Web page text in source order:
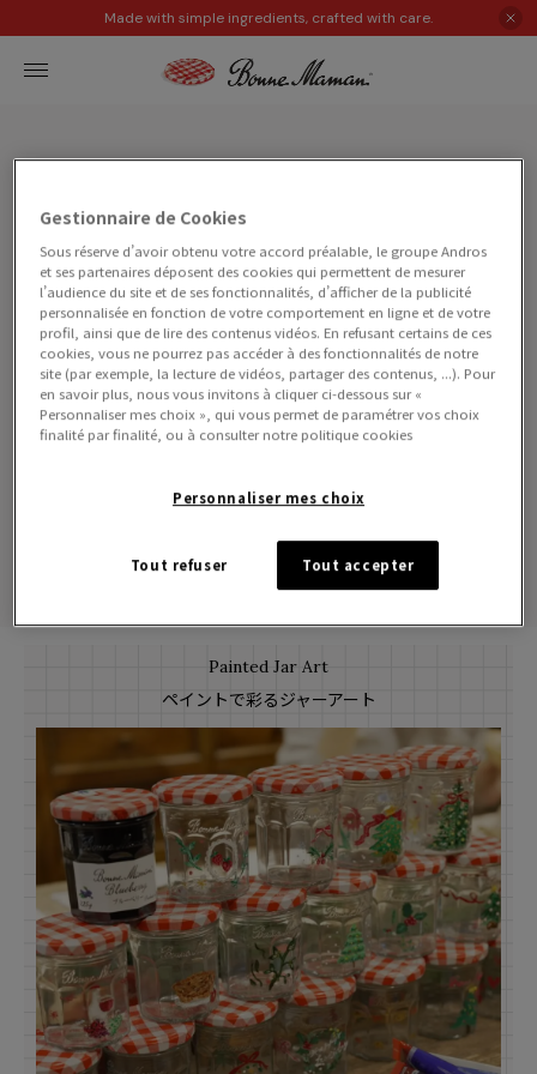
Made with simple ingredients, crafted with care.
D.I.Y
Bonne Mamanの空き瓶で、
あなたのアイデアを形に。
シュガーポットや花瓶、キャンドルホルダー、
スパイスラックなど、
身近なアイテムにリメイクして、
瓶に新しい命を吹き込みましょう。
Painted Jar Art
ペイントで彩るジャーアート
Gestionnaire de Cookies
Sous réserve d’avoir obtenu votre accord préalable, le groupe Andros
et ses partenaires déposent des cookies qui permettent de mesurer
l’audience du site et de ses fonctionnalités, d’afficher de la publicité
personnalisée en fonction de votre comportement en ligne et de votre
profil, ainsi que de lire des contenus vidéos. En refusant certains de ces
cookies, vous ne pourrez pas accéder à des fonctionnalités de notre
site (par exemple, la lecture de vidéos, partager des contenus, ...). Pour
en savoir plus, nous vous invitons à cliquer ci-dessous sur «
Personnaliser mes choix », qui vous permet de paramétrer vos choix
finalité par finalité, ou à consulter notre politique cookies
Personnaliser mes choix
Tout refuser Tout accepter